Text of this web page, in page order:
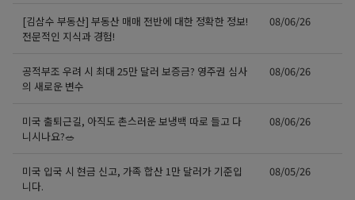
[김삼수 부동산] 부동산 매매 전반에 대한 정확한 정보!
전문적인 지식과 경험!
08/06/26
공적부조 우려 시 최대 25만 달러 보증금? 영주권 심사
의 새로운 변수
08/06/26
미국 출퇴근길, 아직도 촌스러운 보냉백 따로 들고 다
니시나요?🥗
08/06/26
미국 입국 시 현금 신고, 가족 합산 1만 달러가 기준입
니다.
08/05/26